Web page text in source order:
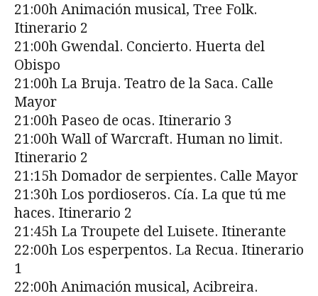
21:00h Animación musical, Tree Folk.
Itinerario 2
21:00h Gwendal. Concierto. Huerta del
Obispo
21:00h La Bruja. Teatro de la Saca. Calle
Mayor
21:00h Paseo de ocas. Itinerario 3
21:00h Wall of Warcraft. Human no limit.
Itinerario 2
21:15h Domador de serpientes. Calle Mayor
21:30h Los pordioseros. Cía. La que tú me
haces. Itinerario 2
21:45h La Troupete del Luisete. Itinerante
22:00h Los esperpentos. La Recua. Itinerario
1
22:00h Animación musical, Acibreira.